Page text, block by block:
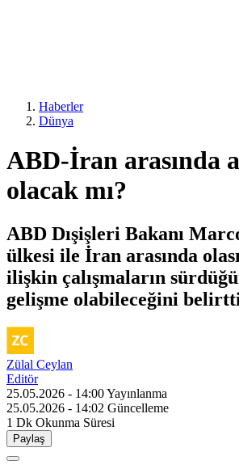
Haberler
Dünya
ABD-İran arasında
olacak mı?
ABD Dışişleri Bakanı
ülkesi ile İran arasında
ilişkin çalışmaların
gelişme olabileceğini
Zülal Ceylan
Editör
25.05.2026 - 14:00Yayınlanma
25.05.2026 - 14:02 Güncelleme
1 Dk Okunma Süresi
Paylaş